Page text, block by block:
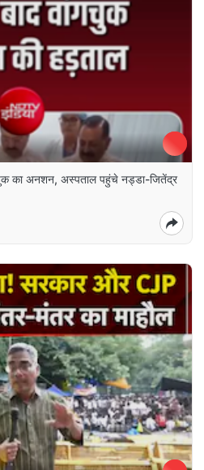
का अनशन, अस्पताल पहुंचे नड्डा-जितेंद्र